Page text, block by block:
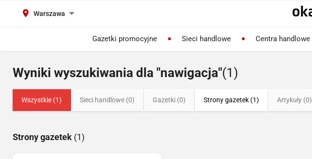
Warszawa
Gazetki promocyjne Sieci handlowe Centra handlowe
Wyniki wyszukiwania dla "nawigacja"(1)
Wszystkie (1) Sieci handlowe (0) Gazetki (0) Strony gazetek (1) Artykuły (0)
Strony gazetek (1)